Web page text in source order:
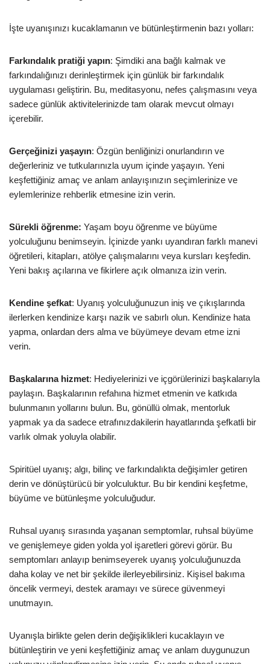
İşte uyanışınızı kucaklamanın ve bütünleştirmenin bazı yolları:
Farkındalık pratiği yapın: Şimdiki ana bağlı kalmak ve
farkındalığınızı derinleştirmek için günlük bir farkındalık
uygulaması geliştirin. Bu, meditasyonu, nefes çalışmasını veya
sadece günlük aktivitelerinizde tam olarak mevcut olmayı
içerebilir.
Gerçeğinizi yaşayın: Özgün benliğinizi onurlandırın ve
değerleriniz ve tutkularınızla uyum içinde yaşayın. Yeni
keşfettiğiniz amaç ve anlam anlayışınızın seçimlerinize ve
eylemlerinize rehberlik etmesine izin verin.
Sürekli öğrenme: Yaşam boyu öğrenme ve büyüme
yolculuğunu benimseyin. İçinizde yankı uyandıran farklı manevi
öğretileri, kitapları, atölye çalışmalarını veya kursları keşfedin.
Yeni bakış açılarına ve fikirlere açık olmanıza izin verin.
Kendine şefkat: Uyanış yolculuğunuzun iniş ve çıkışlarında
ilerlerken kendinize karşı nazik ve sabırlı olun. Kendinize hata
yapma, onlardan ders alma ve büyümeye devam etme izni
verin.
Başkalarına hizmet: Hediyelerinizi ve içgörülerinizi başkalarıyla
paylaşın. Başkalarının refahına hizmet etmenin ve katkıda
bulunmanın yollarını bulun. Bu, gönüllü olmak, mentorluk
yapmak ya da sadece etrafınızdakilerin hayatlarında şefkatli bir
varlık olmak yoluyla olabilir.
Spiritüel uyanış; algı, bilinç ve farkındalıkta değişimler getiren
derin ve dönüştürücü bir yolculuktur. Bu bir kendini keşfetme,
büyüme ve bütünleşme yolculuğudur.
Ruhsal uyanış sırasında yaşanan semptomlar, ruhsal büyüme
ve genişlemeye giden yolda yol işaretleri görevi görür. Bu
semptomları anlayıp benimseyerek uyanış yolculuğunuzda
daha kolay ve net bir şekilde ilerleyebilirsiniz. Kişisel bakıma
öncelik vermeyi, destek aramayı ve sürece güvenmeyi
unutmayın.
Uyanışla birlikte gelen derin değişiklikleri kucaklayın ve
bütünleştirin ve yeni keşfettiğiniz amaç ve anlam duygunuzun